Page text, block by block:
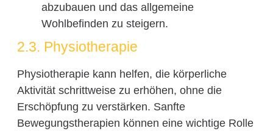
abzubauen und das allgemeine
Wohlbefinden zu steigern.
2.3. Physiotherapie
Physiotherapie kann helfen, die körperliche
Aktivität schrittweise zu erhöhen, ohne die
Erschöpfung zu verstärken. Sanfte
Bewegungstherapien können eine wichtige Rolle